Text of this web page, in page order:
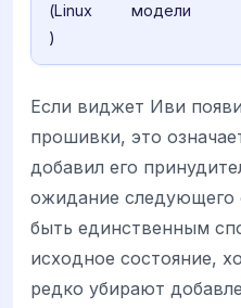
(Linux
)
модели
Если виджет Иви
прошивки, это
добавил его
ожидание
быть единственным
исходное состояние,
редко убирают